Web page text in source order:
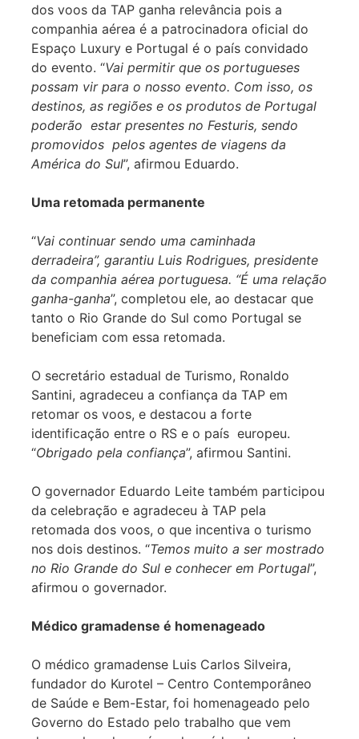
dos voos da TAP ganha relevância pois a
companhia aérea é a patrocinadora oficial do
Espaço Luxury e Portugal é o país convidado
do evento. “Vai permitir que os portugueses
possam vir para o nosso evento. Com isso, os
destinos, as regiões e os produtos de Portugal
poderão estar presentes no Festuris, sendo
promovidos pelos agentes de viagens da
América do Sul”, afirmou Eduardo.
Uma retomada permanente
“Vai continuar sendo uma caminhada
derradeira”, garantiu Luis Rodrigues, presidente
da companhia aérea portuguesa. “É uma relação
ganha-ganha”, completou ele, ao destacar que
tanto o Rio Grande do Sul como Portugal se
beneficiam com essa retomada.
O secretário estadual de Turismo, Ronaldo
Santini, agradeceu a confiança da TAP em
retomar os voos, e destacou a forte
identificação entre o RS e o país europeu.
“Obrigado pela confiança”, afirmou Santini.
O governador Eduardo Leite também participou
da celebração e agradeceu à TAP pela
retomada dos voos, o que incentiva o turismo
nos dois destinos. “Temos muito a ser mostrado
no Rio Grande do Sul e conhecer em Portugal”,
afirmou o governador.
Médico gramadense é homenageado
O médico gramadense Luis Carlos Silveira,
fundador do Kurotel – Centro Contemporâneo
de Saúde e Bem-Estar, foi homenageado pelo
Governo do Estado pelo trabalho que vem